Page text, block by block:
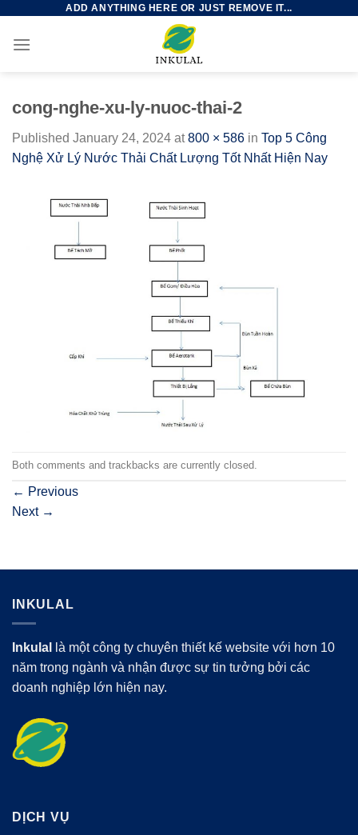
content
ADD ANYTHING HERE OR JUST REMOVE IT...
cong-nghe-xu-ly-nuoc-thai-2
Published January 24, 2024 at800 × 586 in Top 5 Công
Nghệ Xử Lý Nước Thải Chất Lượng Tốt Nhất Hiện Nay
Both comments and trackbacks are currently closed.
← Previous
Next →
INKULAL
Inkulal
là một công ty chuyên thiết kế website với hơn 10
năm trong ngành và nhận được sự tin tưởng bởi các
doanh nghiệp lớn hiện nay.
DỊCH VỤ